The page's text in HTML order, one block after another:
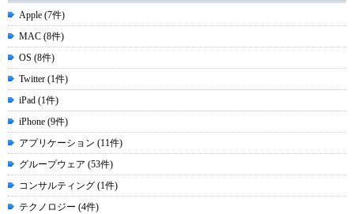
Apple (7件)
MAC (8件)
OS (8件)
Twitter (1件)
iPad (1件)
iPhone (9件)
アプリケーション (11件)
グループウェア (53件)
コンサルティング (1件)
テクノロジー (4件)